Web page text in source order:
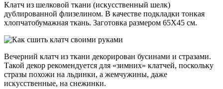
Клатч из шелковой ткани (искусственный шелк)
дублированной флизелином. В качестве подкладки тонкая
хлопчатобумажная ткань. Заготовка размером 65Х45 см.
Вечерний клатч из ткани декорирован бусинами и стразами.
Такой декор рекомендуется для «зимних» клатчей, поскольку
стразы похожи на льдинки, а жемчужины, даже
искусственные, на снежинки.